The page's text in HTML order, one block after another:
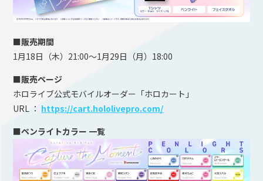
■販売期間
1月18日（木）21:00～1月29日（月）18:00
■販売ページ
ホロライブ公式モバイルオーダー「ホロカート」
URL ： https://cart.hololivepro.com/
■ペンライトカラー 一覧